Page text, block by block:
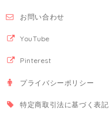
お問い合わせ
YouTube
Pinterest
プライバシーポリシー
特定商取引法に基づく表記